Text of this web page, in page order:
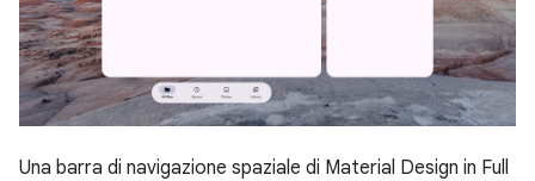
Una barra di navigazione spaziale di Material Design in Full